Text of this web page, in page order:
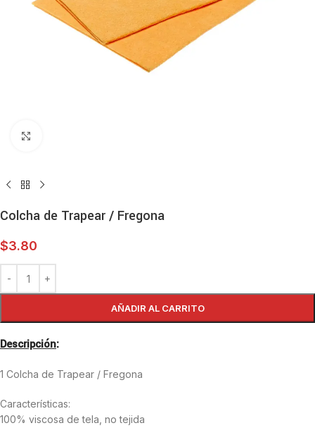
Colcha de Trapear / Fregona
$3.80
AÑADIR AL CARRITO
Descripción:
1 Colcha de Trapear / Fregona
Características:
100% viscosa de tela, no tejida